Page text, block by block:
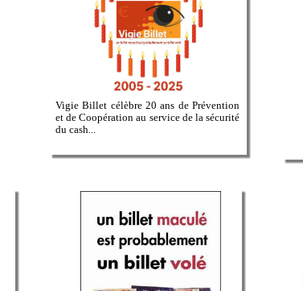
Vigie Billet célèbre 20 ans de Prévention
et de Coopération au service de la sécurité
du cash...